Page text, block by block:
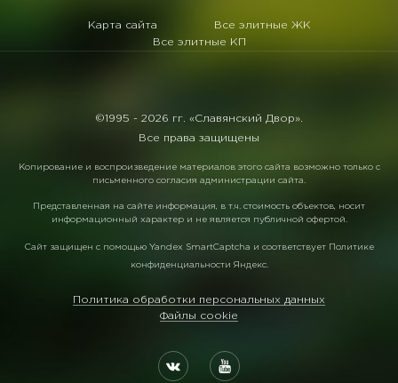
Карта сайта
Все элитные ЖК
Все элитные КП
©1995 - 2026 гг. «Славянский Двор».
Все права защищены
Копирование и воспроизведение материалов этого сайта возможно только с
письменного согласия администрации сайта.
Представленная на сайте информация, в т.ч. стоимость объектов, носит
информационный характер и не является публичной офертой.
Сайт защищен с помощью Yandex SmartCaptcha и соответствует Политике
конфиденциальности Яндекс.
Политика обработки персональных данных
Файлы cookie